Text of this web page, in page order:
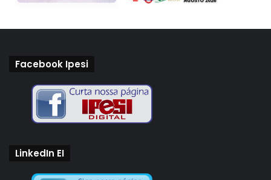
Facebook Ipesi
LinkedIn EI